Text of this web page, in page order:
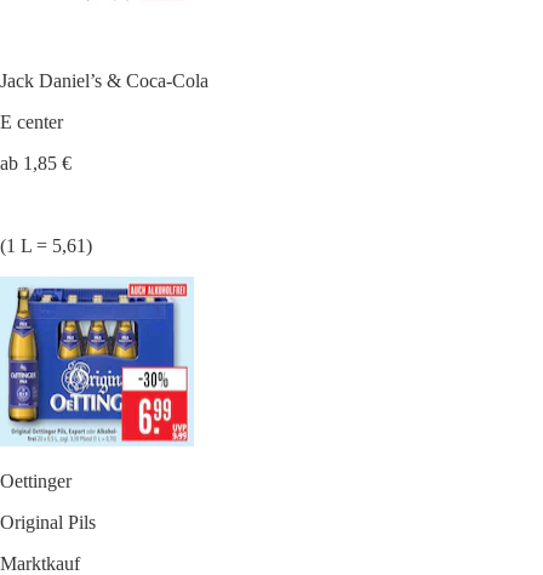
Jack Daniel’s & Coca-Cola
E center
ab 1,85 €
(1 L = 5,61)
Oettinger
Original Pils
Marktkauf